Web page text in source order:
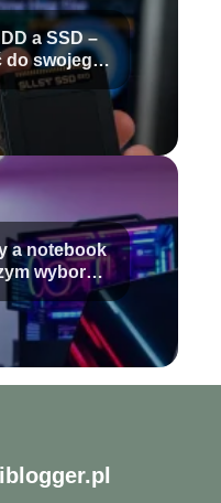
a SSD –
do swojego
a notebook
wyborem